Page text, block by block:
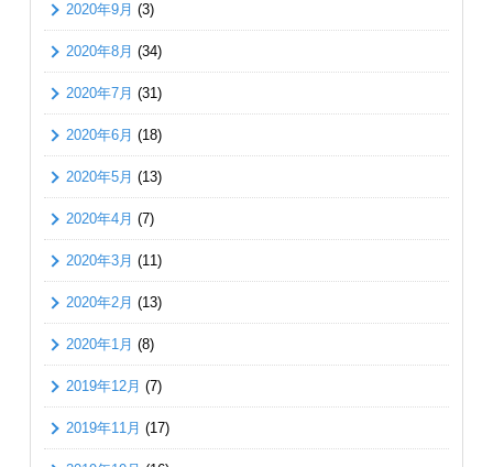
2020年9月 (3)
2020年8月 (34)
2020年7月 (31)
2020年6月 (18)
2020年5月 (13)
2020年4月 (7)
2020年3月 (11)
2020年2月 (13)
2020年1月 (8)
2019年12月 (7)
2019年11月 (17)